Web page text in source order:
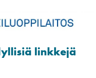
linkkejä